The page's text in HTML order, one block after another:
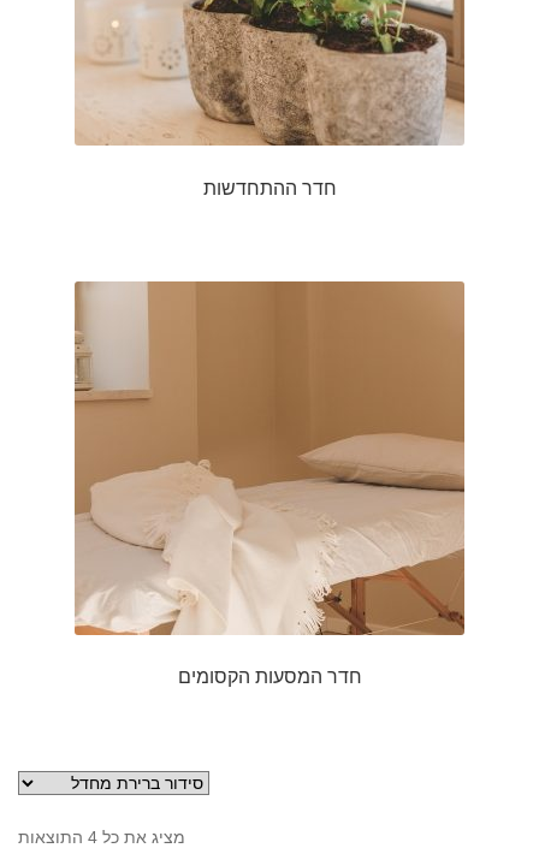
חדר ההתחדשות
חדר המסעות הקסומים
מציג את כל 4 התוצאות